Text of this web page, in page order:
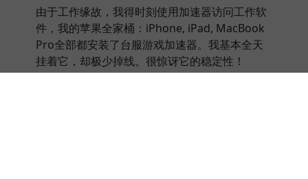
由于工作缘故，我得时刻使用加速器访问工作软
件，我的苹果全家桶：iPhone, iPad, MacBook
Pro全部都安装了台服游戏加速器。我基本全天
挂着它，却极少掉线。很惊讶它的稳定性！